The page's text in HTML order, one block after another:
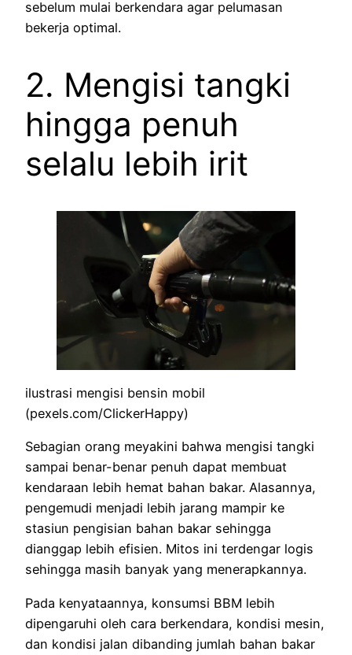
sebelum mulai berkendara agar pelumasan
bekerja optimal.
2. Mengisi tangki
hingga penuh
selalu lebih irit
ilustrasi mengisi bensin mobil
(pexels.com/ClickerHappy)
Sebagian orang meyakini bahwa mengisi tangki
sampai benar-benar penuh dapat membuat
kendaraan lebih hemat bahan bakar. Alasannya,
pengemudi menjadi lebih jarang mampir ke
stasiun pengisian bahan bakar sehingga
dianggap lebih efisien. Mitos ini terdengar logis
sehingga masih banyak yang menerapkannya.
Pada kenyataannya, konsumsi BBM lebih
dipengaruhi oleh cara berkendara, kondisi mesin,
dan kondisi jalan dibanding jumlah bahan bakar